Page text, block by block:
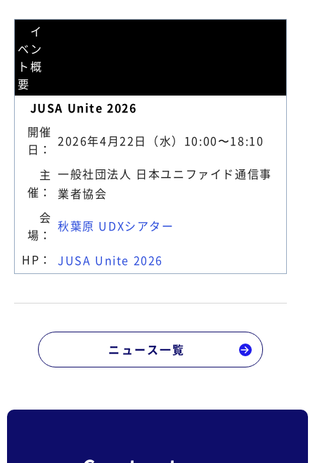
イ
ベン
ト概
要
JUSA Unite 2026
開催
日：
2026年4月22日（水） 10:00〜18:10
主
催：
一般社団法人 日本ユニファイド通信事
業者協会
会
場：
秋葉原 UDXシアター
HP：
JUSA Unite 2026
ニュース一覧